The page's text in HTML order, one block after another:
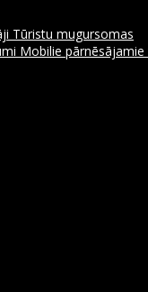
Tūristu mugursomas
Mobilie